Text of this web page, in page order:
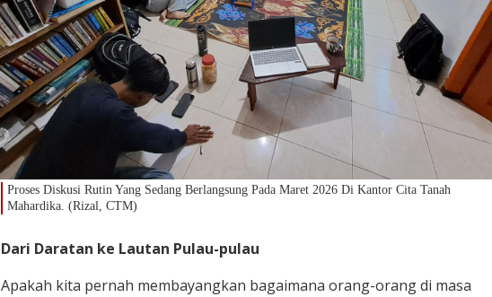
Proses Diskusi Rutin Yang Sedang Berlangsung Pada Maret 2026 Di Kantor Cita Tanah
Mahardika. (Rizal, CTM)
Dari Daratan ke Lautan Pulau-pulau
Apakah kita pernah membayangkan bagaimana orang-orang di masa